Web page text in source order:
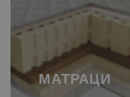
МАТРАЦИ